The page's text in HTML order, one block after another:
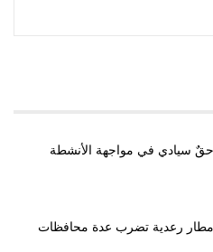
حقٌ سيادي في مواجهة الأنشطة
رعدية تضرب عدة محافظات